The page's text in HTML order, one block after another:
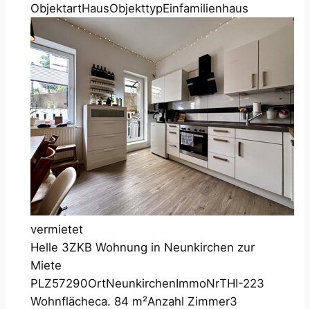
ObjektartHausObjekttypEinfamilienhaus
vermietet
Helle 3ZKB Wohnung in Neunkirchen zur
Miete
PLZ57290OrtNeunkirchenImmoNrTHI-223
Wohnflächeca. 84 m²Anzahl Zimmer3